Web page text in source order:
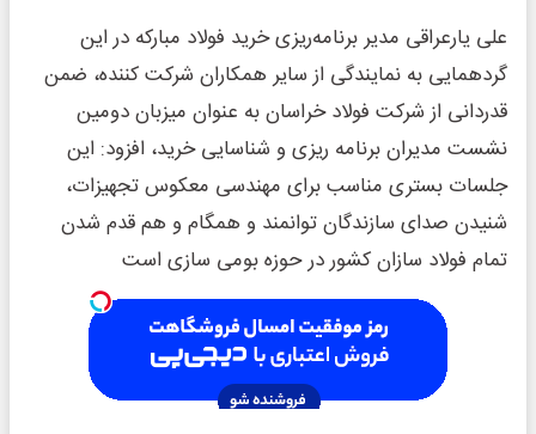
علی یارعراقی مدیر برنامه‌ریزی خرید فولاد مبارکه در این
گردهمایی به نمایندگی از سایر همکاران شرکت کننده، ضمن
قدردانی از شرکت فولاد خراسان به عنوان میزبان دومین
نشست مدیران برنامه ریزی و شناسایی خرید، افزود: این
جلسات بستری مناسب برای مهندسی معکوس تجهیزات،
شنیدن صدای سازندگان توانمند و همگام و هم قدم شدن
تمام فولاد سازان کشور در حوزه بومی سازی است